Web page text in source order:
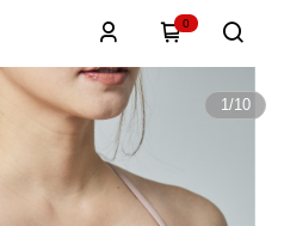
0
1/10